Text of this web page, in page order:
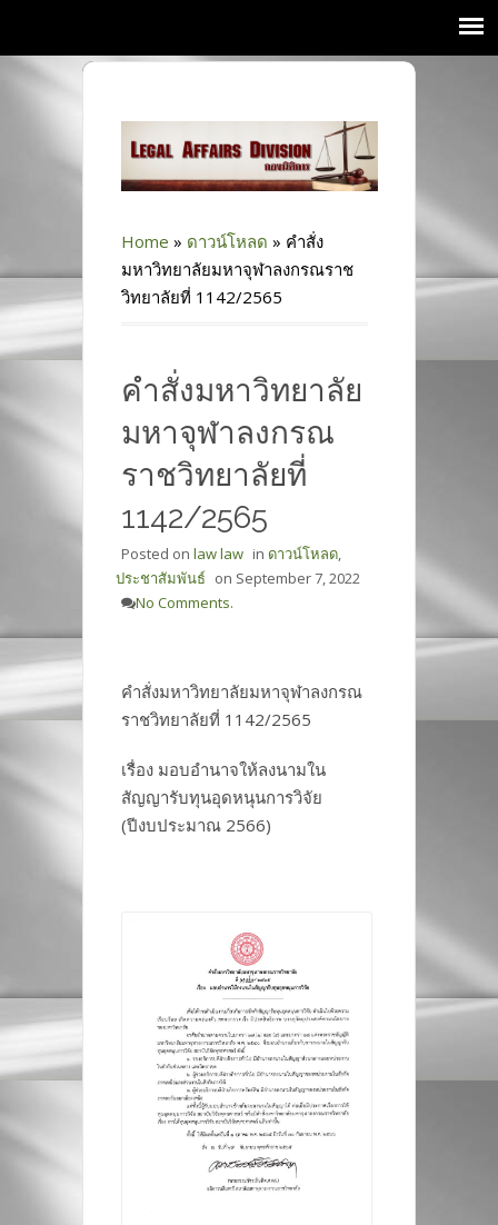
Home » ดาวน์โหลด » คำสั่ง
มหาวิทยาลัยมหาจุฬาลงกรณราช
วิทยาลัยที่ 1142/2565
คำสั่งมหาวิทยาลัย
มหาจุฬาลงกรณ
ราชวิทยาลัยที่
1142/2565
Posted on law law in ดาวน์โหลด,
ประชาสัมพันธ์ on September 7, 2022
No Comments.
คำสั่งมหาวิทยาลัยมหาจุฬาลงกรณ
ราชวิทยาลัยที่ 1142/2565
เรื่อง มอบอำนาจให้ลงนามใน
สัญญารับทุนอุดหนุนการวิจัย
(ปีงบประมาณ 2566)